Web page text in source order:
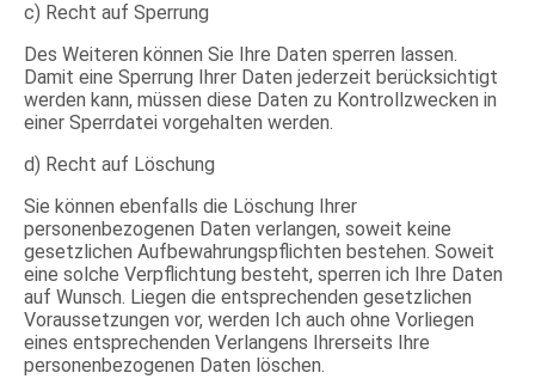
c) Recht auf Sperrung
Des Weiteren können Sie Ihre Daten sperren lassen.
Damit eine Sperrung Ihrer Daten jederzeit berücksichtigt
werden kann, müssen diese Daten zu Kontrollzwecken in
einer Sperrdatei vorgehalten werden.
d) Recht auf Löschung
Sie können ebenfalls die Löschung Ihrer
personenbezogenen Daten verlangen, soweit keine
gesetzlichen Aufbewahrungspflichten bestehen. Soweit
eine solche Verpflichtung besteht, sperren ich Ihre Daten
auf Wunsch. Liegen die entsprechenden gesetzlichen
Voraussetzungen vor, werden Ich auch ohne Vorliegen
eines entsprechenden Verlangens Ihrerseits Ihre
personenbezogenen Daten löschen.